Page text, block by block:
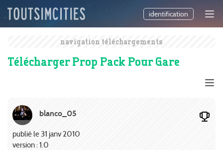
identification
navigation téléchargements
Télécharger Prop Pack Pour Gare
blanco_05
publié le 31 janv 2010
version : 1.0